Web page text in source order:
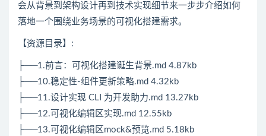
会从背景到架构设计再到技术实现细节来一步步介绍如何
落地一个围绕业务场景的可视化搭建需求。
【资源目录】:
├──1.前言：可视化搭建诞生背景.md 4.87kb
├──10.稳定性-组件更新策略.md 4.32kb
├──11.设计实现 CLI 为开发助力.md 13.27kb
├──12.可视化编辑区实现.md 12.55kb
├──13.可视化编辑区mock&预览.md 5.18kb